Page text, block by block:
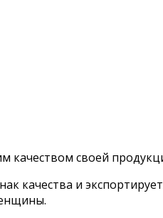
качеством своей
качества и